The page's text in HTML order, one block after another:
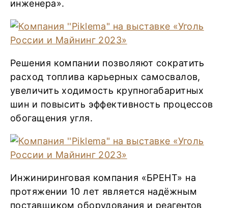
инженера».
Решения компании позволяют сократить
расход топлива карьерных самосвалов,
увеличить ходимость крупногабаритных
шин и повысить эффективность процессов
обогащения угля.
Инжиниринговая компания «БРЕНТ» на
протяжении 10 лет является надёжным
поставщиком оборудования и реагентов